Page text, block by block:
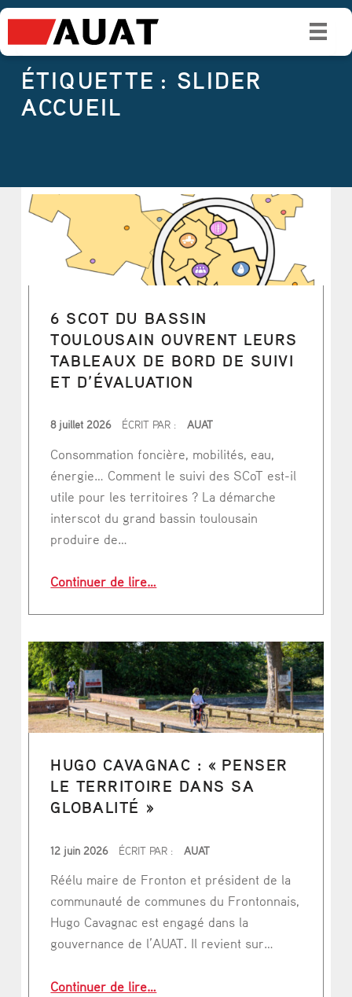
ÉTIQUETTE : SLIDER
ACCUEIL
I
T
T
E
:
S
L
I
D
E
R
A
C
C
I
L
6 SCOT DU BASSIN
TOULOUSAIN OUVRENT LEURS
TABLEAUX DE BORD DE SUIVI
ET D’ÉVALUATION
8 juillet 2026 ÉCRIT PAR : AUAT
Consommation foncière, mobilités, eau,
énergie… Comment le suivi des SCoT est-il
utile pour les territoires ? La démarche
interscot du grand bassin toulousain
produire de…
Continuer de lire…
HUGO CAVAGNAC : « PENSER
LE TERRITOIRE DANS SA
GLOBALITÉ »
12 juin 2026 ÉCRIT PAR : AUAT
Réélu maire de Fronton et président de la
communauté de communes du Frontonnais,
Hugo Cavagnac est engagé dans la
gouvernance de l’AUAT. Il revient sur…
Continuer de lire…